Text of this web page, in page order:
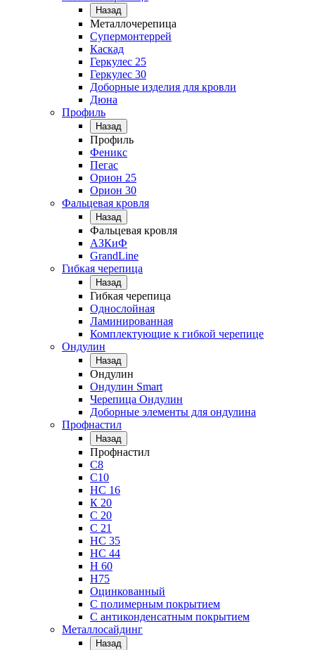
Назад
Металлочерепица
Супермонтеррей
Каскад
Геркулес 25
Геркулес 30
Доборные изделия для кровли
Дюна
Профиль
Назад
Профиль
Феникс
Пегас
Орион 25
Орион 30
Фальцевая кровля
Назад
Фальцевая кровля
АЗКиФ
GrandLine
Гибкая черепица
Назад
Гибкая черепица
Однослойная
Ламинированная
Комплектующие к гибкой черепице
Ондулин
Назад
Ондулин
Ондулин Smart
Черепица Ондулин
Доборные элементы для ондулина
Профнастил
Назад
Профнастил
С8
С10
НС 16
К 20
С 20
С 21
НС 35
НС 44
Н 60
Н75
Оцинкованный
С полимерным покрытием
С антиконденсатным покрытием
Металлосайдинг
Назад